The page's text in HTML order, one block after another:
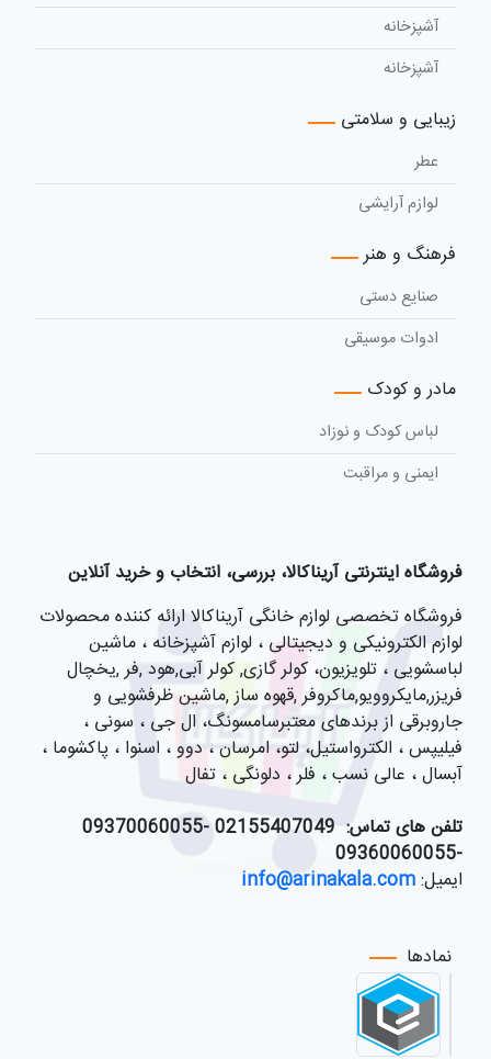
فروشگاه اینترنتی آریناکالا، بررسی، انتخاب و خرید آنلاین
فروشگاه تخصصی لوازم خانگی آریناکالا ارائه کننده محصولات
لوازم الکترونیکی و دیجیتالی ، لوازم آشپزخانه ، ماشین
لباسشویی ، تلویزیون، کولر گازی, کولر آبی,هود ,فر ,یخچال
فریزر,مایکروویو,ماکروفر ,قهوه ساز ,ماشین ظرفشویی و
جاروبرقی از برندهای معتبرسامسونگ، ال جی ، سونی ،
فیلیپس ، الکترواستیل، لتو، امرسان ، دوو ، اسنوا ، پاکشوما ،
آبسال ، عالی نسب ، فلر ، دلونگی ، تفال
تلفن های تماس:
021
55407049 -09370060055
-09360060055
ایمیل:info@arinakala.com
نمادها
آشپزخانه
آشپزخانه
زیبایی و سلامتی
عطر
لوازم آرایشی
فرهنگ و هنر
صنایع دستی
ادوات موسیقی
مادر و کودک
لباس کودک و نوزاد
ایمنی و مراقبت